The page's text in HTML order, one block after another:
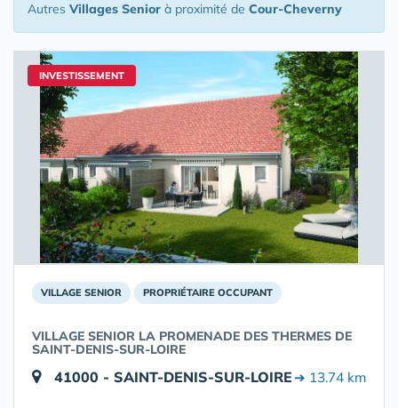
Autres Villages Senior à proximité de Cour-Cheverny
INVESTISSEMENT
VILLAGE SENIOR PROPRIÉTAIRE OCCUPANT
VILLAGE SENIOR LA PROMENADE DES THERMES DE
SAINT-DENIS-SUR-LOIRE
41000 - SAINT-DENIS-SUR-LOIRE➔ 13.74 km